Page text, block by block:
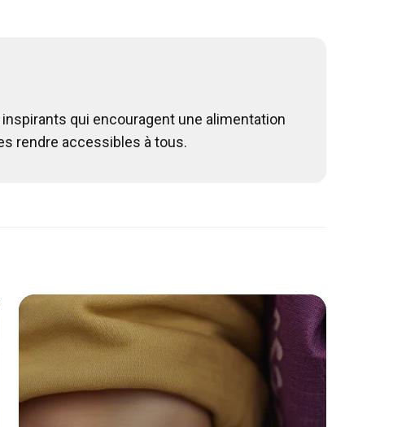
qui encouragent une alimentation
rendre accessibles à tous.